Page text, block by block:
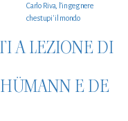
Carlo Riva, l’ingegnere
che stupi' il mondo
A LEZIONE DI
E DE